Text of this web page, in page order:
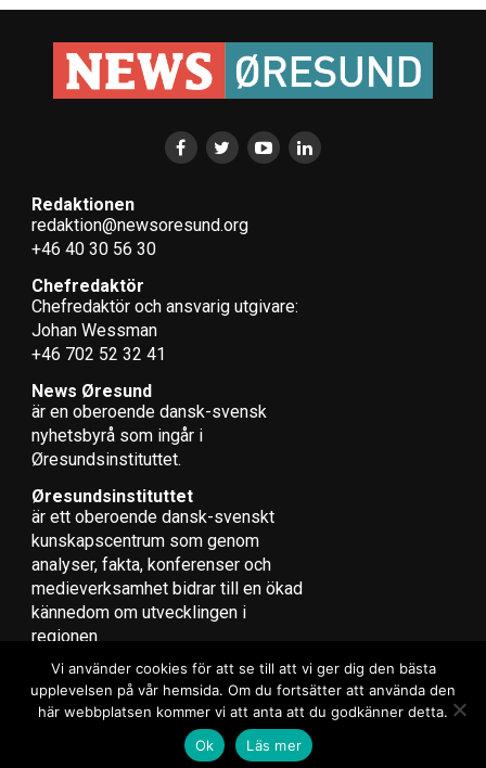
Redaktionen
redaktion@newsoresund.org
+46 40 30 56 30
Chefredaktör
Chefredaktör och ansvarig utgivare:
Johan Wessman
+46 702 52 32 41
News Øresund
är en oberoende dansk-svensk
nyhets­byrå som ingår i
Øresundsinstituttet.
Øresundsinstituttet
är ett oberoende dansk-svenskt
kunskapscentrum som genom
analyser, fakta, konferenser och
medieverksamhet bidrar till en ökad
kännedom om utvecklingen i
regionen.
Copyright © 2017 Zox News Theme. Theme by MVP Themes, powered
by WordPress.
Vi använder cookies för att se till att vi ger dig den bästa
upplevelsen på vår hemsida. Om du fortsätter att använda den
här webbplatsen kommer vi att anta att du godkänner detta.
Ok
Läs mer